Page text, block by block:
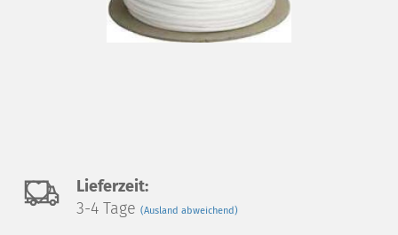
Auf
den
Lieferzeit:
3-4 Tage(Ausland abweichend)